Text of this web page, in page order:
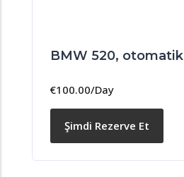
BMW 520, otomatik
€100.00/Day
Şimdi Rezerve Et